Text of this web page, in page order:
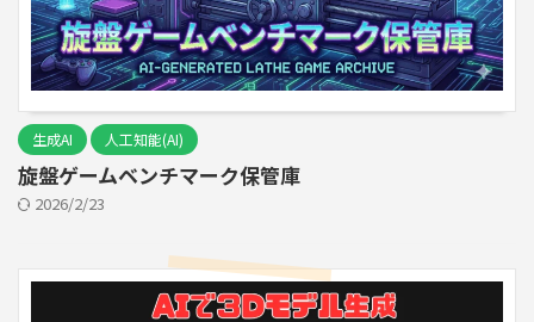
生成AI 人工知能(AI)
旋盤ゲームベンチマーク保管庫
2026/2/23